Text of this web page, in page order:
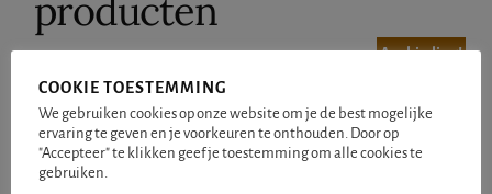
producten
Aanbieding!
COOKIE TOESTEMMING
We gebruiken cookies op onze website om je de best mogelijke
ervaring te geven en je voorkeuren te onthouden. Door op
"Accepteer" te klikken geef je toestemming om alle cookies te
gebruiken.